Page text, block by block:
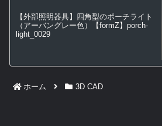
【外部照明器具】四角型のポーチライト
（アーバングレー色）【formZ】porch-
light_0029
ホーム 3D CAD